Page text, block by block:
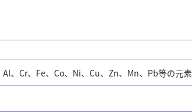
、Cr、Fe、Co、Ni、Cu、Zn、Mn、Pb等の元素